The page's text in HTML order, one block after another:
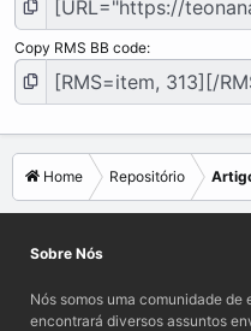
Copy RMS BB code
Home Repositório
Sobre Nós
Nós somos uma comunidade
encontrará diversos assuntos